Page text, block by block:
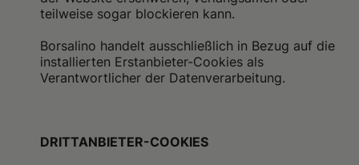
teilweise sogar blockieren kann.
Borsalino handelt ausschließlich in Bezug auf die
installierten Erstanbieter-Cookies als
Verantwortlicher der Datenverarbeitung.
DRITTANBIETER-COOKIES